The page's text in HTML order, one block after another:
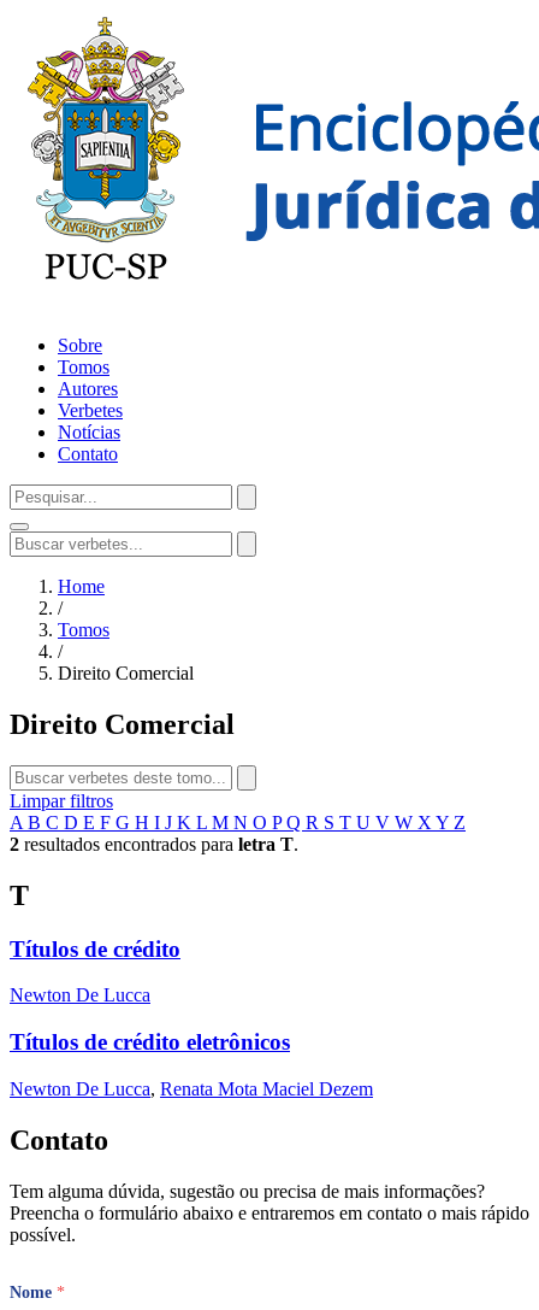
Sobre
Tomos
Autores
Verbetes
Notícias
Contato
Home
/
Tomos
/
Direito Comercial
Direito Comercial
Limpar filtros
A B C D E F G H I J K L M N O PQ R S T U V W X Y Z
2 resultados encontrados para letra T.
T
Títulos de crédito
Newton De Lucca
Títulos de crédito eletrônicos
Newton De Lucca, Renata Mota Maciel Dezem
Contato
Tem alguma dúvida, sugestão ou precisa de mais informações?
Preencha o formulário abaixo e entraremos em contato o mais rápido
possível.
Nome *